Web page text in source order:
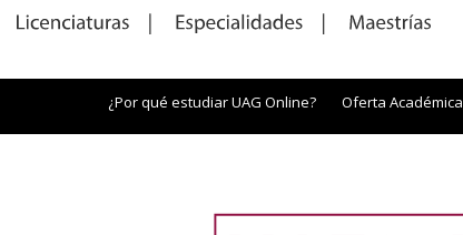
¿Por qué estudiar UAG Online? Oferta Académica